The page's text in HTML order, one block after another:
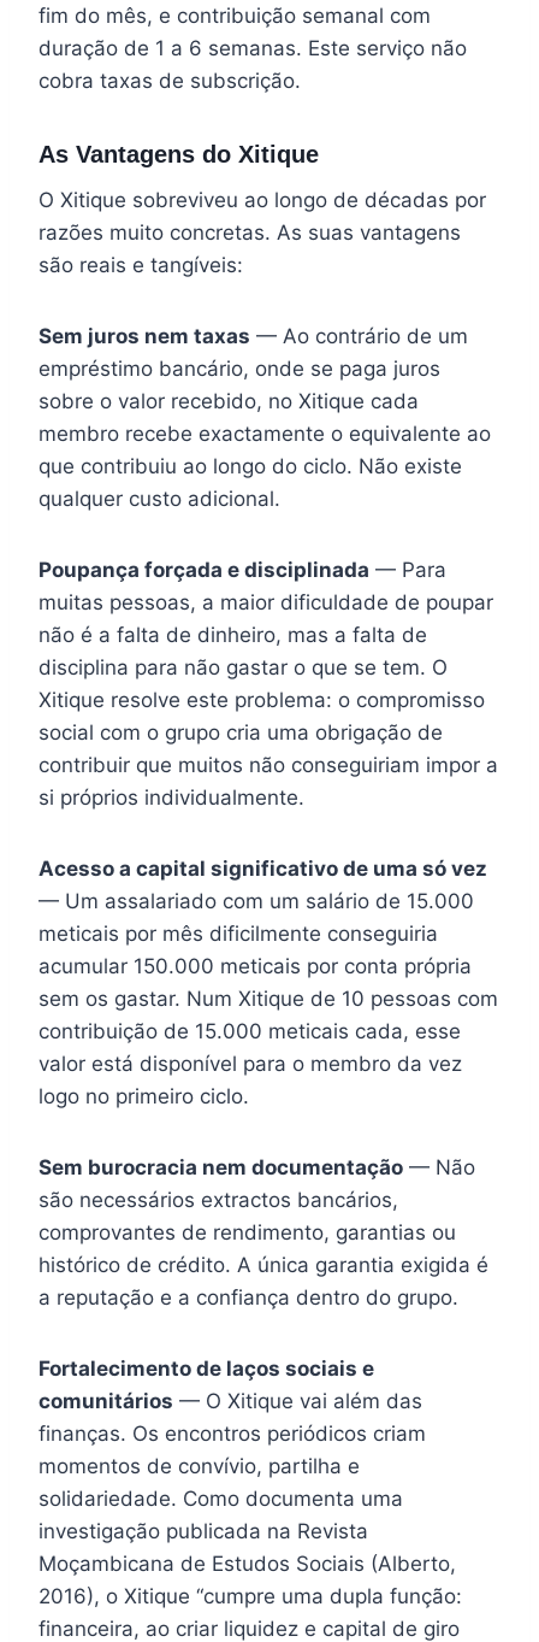
fim do mês, e contribuição semanal com
duração de 1 a 6 semanas. Este serviço não
cobra taxas de subscrição.
As Vantagens do Xitique
O Xitique sobreviveu ao longo de décadas por
razões muito concretas. As suas vantagens
são reais e tangíveis:
Sem juros nem taxas — Ao contrário de um
empréstimo bancário, onde se paga juros
sobre o valor recebido, no Xitique cada
membro recebe exactamente o equivalente ao
que contribuiu ao longo do ciclo. Não existe
qualquer custo adicional.
Poupança forçada e disciplinada — Para
muitas pessoas, a maior dificuldade de poupar
não é a falta de dinheiro, mas a falta de
disciplina para não gastar o que se tem. O
Xitique resolve este problema: o compromisso
social com o grupo cria uma obrigação de
contribuir que muitos não conseguiriam impor a
si próprios individualmente.
Acesso a capital significativo de uma só vez
— Um assalariado com um salário de 15.000
meticais por mês dificilmente conseguiria
acumular 150.000 meticais por conta própria
sem os gastar. Num Xitique de 10 pessoas com
contribuição de 15.000 meticais cada, esse
valor está disponível para o membro da vez
logo no primeiro ciclo.
Sem burocracia nem documentação — Não
são necessários extractos bancários,
comprovantes de rendimento, garantias ou
histórico de crédito. A única garantia exigida é
a reputação e a confiança dentro do grupo.
Fortalecimento de laços sociais e
comunitários — O Xitique vai além das
finanças. Os encontros periódicos criam
momentos de convívio, partilha e
solidariedade. Como documenta uma
investigação publicada na Revista
Moçambicana de Estudos Sociais (Alberto,
2016), o Xitique “cumpre uma dupla função:
financeira, ao criar liquidez e capital de giro